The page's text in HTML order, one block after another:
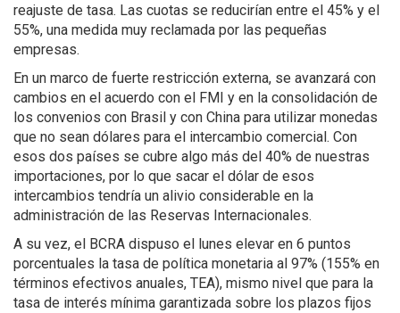
reajuste de tasa. Las cuotas se reducirían entre el 45% y el
55%, una medida muy reclamada por las pequeñas
empresas.
En un marco de fuerte restricción externa, se avanzará con
cambios en el acuerdo con el FMI y en la consolidación de
los convenios con Brasil y con China para utilizar monedas
que no sean dólares para el intercambio comercial. Con
esos dos países se cubre algo más del 40% de nuestras
importaciones, por lo que sacar el dólar de esos
intercambios tendría un alivio considerable en la
administración de las Reservas Internacionales.
A su vez, el BCRA dispuso el lunes elevar en 6 puntos
porcentuales la tasa de política monetaria al 97% (155% en
términos efectivos anuales, TEA), mismo nivel que para la
tasa de interés mínima garantizada sobre los plazos fijos